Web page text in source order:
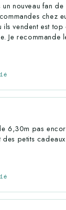
nouveau fan
chez
vendent est top
Je recommande
6,30m pas
des petits